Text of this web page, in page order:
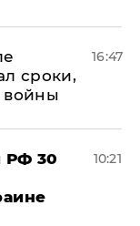
сроки,
войны
16:47
РФ 30
10:21